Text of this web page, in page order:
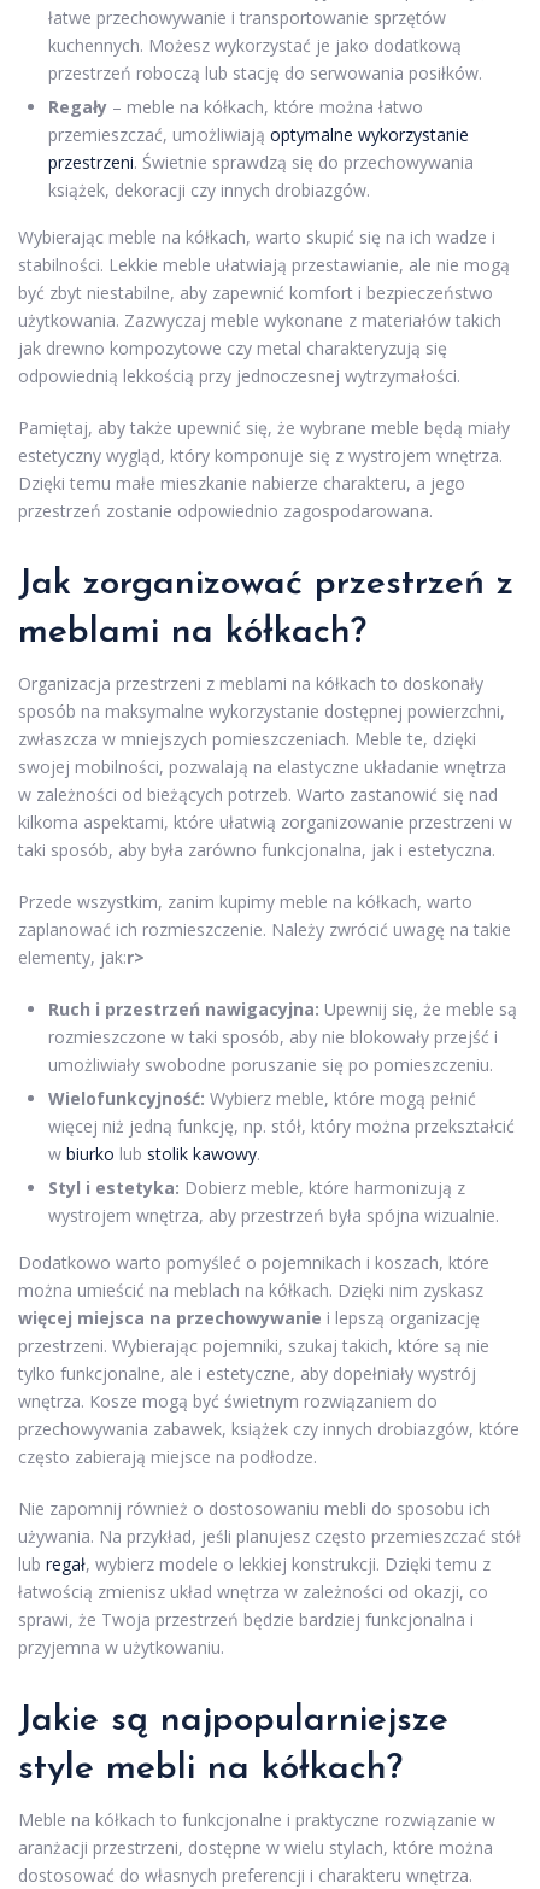
łatwe przechowywanie i transportowanie sprzętów
kuchennych. Możesz wykorzystać je jako dodatkową
przestrzeń roboczą lub stację do serwowania posiłków.
Regały – meble na kółkach, które można łatwo
przemieszczać, umożliwiają optymalne wykorzystanie
przestrzeni. Świetnie sprawdzą się do przechowywania
książek, dekoracji czy innych drobiazgów.
Wybierając meble na kółkach, warto skupić się na ich wadze i
stabilności. Lekkie meble ułatwiają przestawianie, ale nie mogą
być zbyt niestabilne, aby zapewnić komfort i bezpieczeństwo
użytkowania. Zazwyczaj meble wykonane z materiałów takich
jak drewno kompozytowe czy metal charakteryzują się
odpowiednią lekkością przy jednoczesnej wytrzymałości.
Pamiętaj, aby także upewnić się, że wybrane meble będą miały
estetyczny wygląd, który komponuje się z wystrojem wnętrza.
Dzięki temu małe mieszkanie nabierze charakteru, a jego
przestrzeń zostanie odpowiednio zagospodarowana.
Jak zorganizować przestrzeń z
meblami na kółkach?
Organizacja przestrzeni z meblami na kółkach to doskonały
sposób na maksymalne wykorzystanie dostępnej powierzchni,
zwłaszcza w mniejszych pomieszczeniach. Meble te, dzięki
swojej mobilności, pozwalają na elastyczne układanie wnętrza
w zależności od bieżących potrzeb. Warto zastanowić się nad
kilkoma aspektami, które ułatwią zorganizowanie przestrzeni w
taki sposób, aby była zarówno funkcjonalna, jak i estetyczna.
Przede wszystkim, zanim kupimy meble na kółkach, warto
zaplanować ich rozmieszczenie. Należy zwrócić uwagę na takie
elementy, jak:r>
Ruch i przestrzeń nawigacyjna: Upewnij się, że meble są
rozmieszczone w taki sposób, aby nie blokowały przejść i
umożliwiały swobodne poruszanie się po pomieszczeniu.
Wielofunkcyjność: Wybierz meble, które mogą pełnić
więcej niż jedną funkcję, np. stół, który można przekształcić
w biurko lub stolik kawowy.
Styl i estetyka: Dobierz meble, które harmonizują z
wystrojem wnętrza, aby przestrzeń była spójna wizualnie.
Dodatkowo warto pomyśleć o pojemnikach i koszach, które
można umieścić na meblach na kółkach. Dzięki nim zyskasz
więcej miejsca na przechowywanie i lepszą organizację
przestrzeni. Wybierając pojemniki, szukaj takich, które są nie
tylko funkcjonalne, ale i estetyczne, aby dopełniały wystrój
wnętrza. Kosze mogą być świetnym rozwiązaniem do
przechowywania zabawek, książek czy innych drobiazgów, które
często zabierają miejsce na podłodze.
Nie zapomnij również o dostosowaniu mebli do sposobu ich
używania. Na przykład, jeśli planujesz często przemieszczać stół
lub regał, wybierz modele o lekkiej konstrukcji. Dzięki temu z
łatwością zmienisz układ wnętrza w zależności od okazji, co
sprawi, że Twoja przestrzeń będzie bardziej funkcjonalna i
przyjemna w użytkowaniu.
Jakie są najpopularniejsze
style mebli na kółkach?
Meble na kółkach to funkcjonalne i praktyczne rozwiązanie w
aranżacji przestrzeni, dostępne w wielu stylach, które można
dostosować do własnych preferencji i charakteru wnętrza.